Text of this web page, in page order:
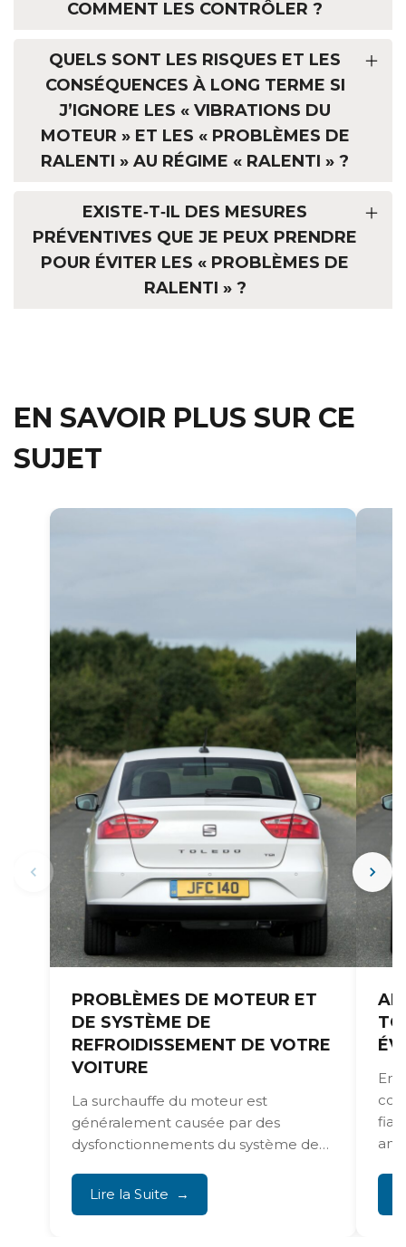
COMMENT LES CONTRÔLER ?
QUELS SONT LES RISQUES ET LES
CONSÉQUENCES À LONG TERME SI
J’IGNORE LES « VIBRATIONS DU
MOTEUR » ET LES « PROBLÈMES DE
RALENTI » AU RÉGIME « RALENTI » ?
EXISTE‑T‑IL DES MESURES
PRÉVENTIVES QUE JE PEUX PRENDRE
POUR ÉVITER LES « PROBLÈMES DE
RALENTI » ?
EN SAVOIR PLUS SUR CE
SUJET
PROBLÈMES DE MOTEUR ET
DE SYSTÈME DE
REFROIDISSEMENT DE VOTRE
VOITURE
La surchauffe du moteur est
généralement causée par des
dysfonctionnements du système de
graves dommages...
Lire la Suite